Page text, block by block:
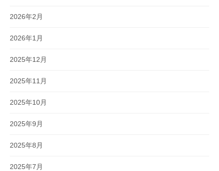
2026年2月
2026年1月
2025年12月
2025年11月
2025年10月
2025年9月
2025年8月
2025年7月